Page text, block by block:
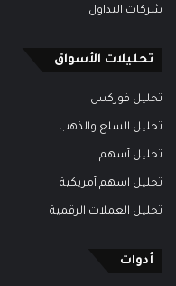
شركات التداول
تحليلات الأسواق
تحليل فوركس
تحليل السلع والذهب
تحليل أسهم
تحليل اسهم أمريكية
تحليل العملات الرقمية
أدوات